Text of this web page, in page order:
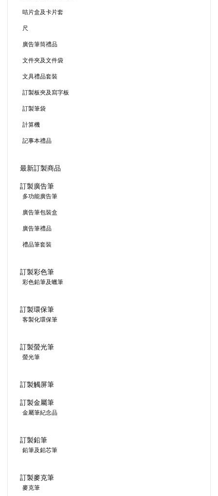
咭片盒及卡片套
尺
廣告筆筒禮品
文件夾及文件袋
文具禮品套裝
訂製板夾及寫字板
訂製筆袋
計算機
記事本禮品
最新訂製商品
訂製廣告筆
多功能廣告筆
廣告筆包裝盒
廣告筆禮品
禮品筆套裝
訂製彩色筆
彩色鉛筆及蠟筆
訂製環保筆
客製化環保筆
訂製螢光筆
螢光筆
訂製觸屏筆
訂製金屬筆
金屬筆紀念品
訂製鉛筆
鉛筆及鉛芯筆
訂製麥克筆
麥克筆